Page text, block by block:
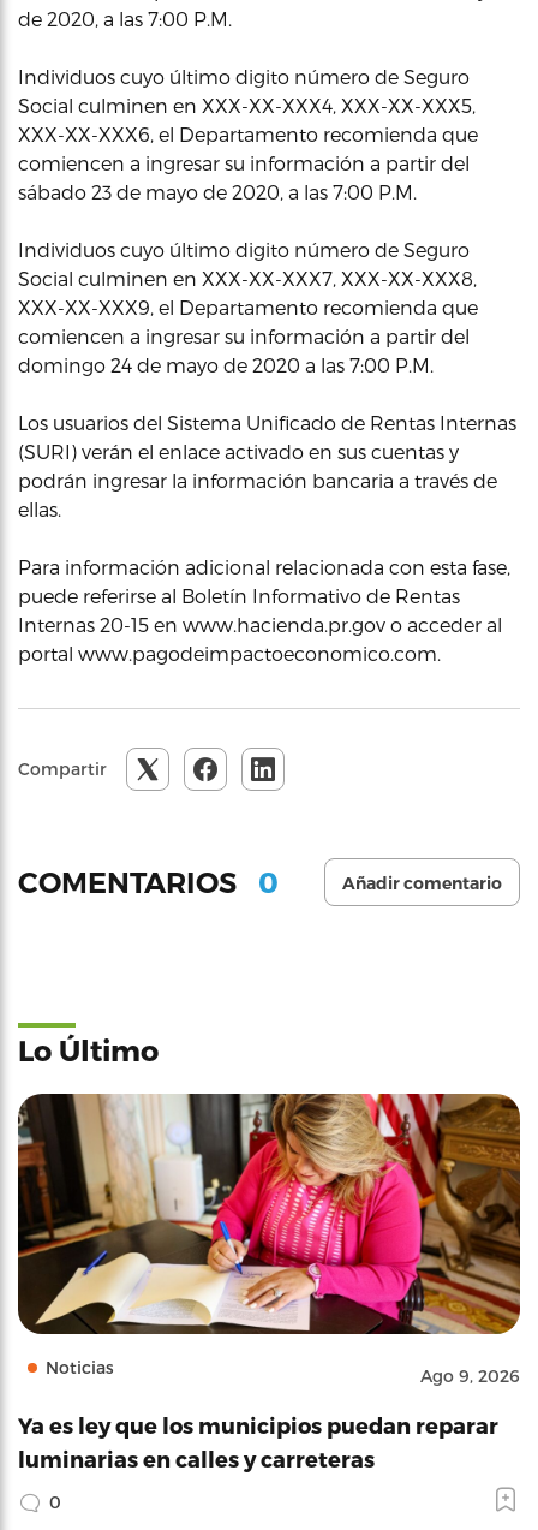
de 2020, a las 7:00 P.M.
Individuos cuyo último digito número de Seguro
Social culminen en XXX-XX-XXX4, XXX-XX-XXX5,
XXX-XX-XXX6, el Departamento recomienda que
comiencen a ingresar su información a partir del
sábado 23 de mayo de 2020, a las 7:00 P.M.
Individuos cuyo último digito número de Seguro
Social culminen en XXX-XX-XXX7, XXX-XX-XXX8,
XXX-XX-XXX9, el Departamento recomienda que
comiencen a ingresar su información a partir del
domingo 24 de mayo de 2020 a las 7:00 P.M.
Los usuarios del Sistema Unificado de Rentas Internas
(SURI) verán el enlace activado en sus cuentas y
podrán ingresar la información bancaria a través de
ellas.
Para información adicional relacionada con esta fase,
puede referirse al Boletín Informativo de Rentas
Internas 20-15 en www.hacienda.pr.gov o acceder al
portal www.pagodeimpactoeconomico.com.
Compartir
COMENTARIOS 0 Añadir comentario
Lo Último
Noticias Ago 9, 2026
Ya es ley que los municipios puedan reparar
luminarias en calles y carreteras
0